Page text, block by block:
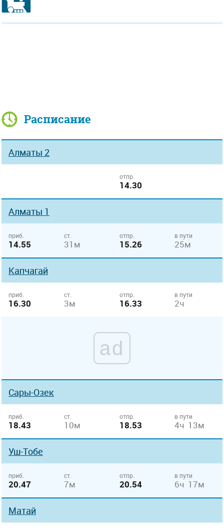
Расписание
Алматы 2
отпр.
14.30
Алматы 1
приб.
14.55
ст.
31м
отпр.
15.26
в пути
25м
Капчагай
приб.
16.30
ст.
3м
отпр.
16.33
в пути
2ч
ad
Сары-Озек
приб.
18.43
ст.
10м
отпр.
18.53
в пути
4ч 13м
Уш-Тобе
приб.
20.47
ст.
7м
отпр.
20.54
в пути
6ч 17м
Матай